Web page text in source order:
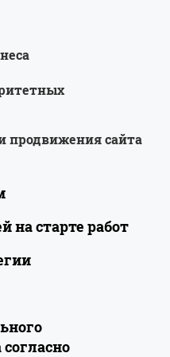
продвижения сайта
к сайту
материалов
на старте работ
в индексе (Яндекс,
узнаваемость